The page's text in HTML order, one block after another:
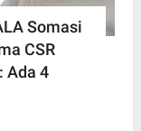
Somasi
CSR
Ada 4